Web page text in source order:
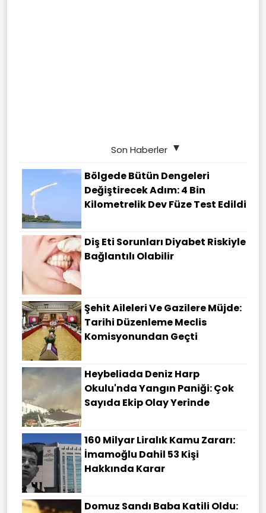
Son Haberler
Bölgede Bütün Dengeleri
Değiştirecek Adım: 4 Bin
Kilometrelik Dev Füze Test Edildi
Diş Eti Sorunları Diyabet Riskiyle
Bağlantılı Olabilir
Şehit Aileleri Ve Gazilere Müjde:
Tarihi Düzenleme Meclis
Komisyonundan Geçti
Heybeliada Deniz Harp
Okulu'nda Yangın Paniği: Çok
Sayıda Ekip Olay Yerinde
160 Milyar Liralık Kamu Zararı:
İmamoğlu Dahil 53 Kişi
Hakkında Karar
Domuz Sandı Baba Katili Oldu: